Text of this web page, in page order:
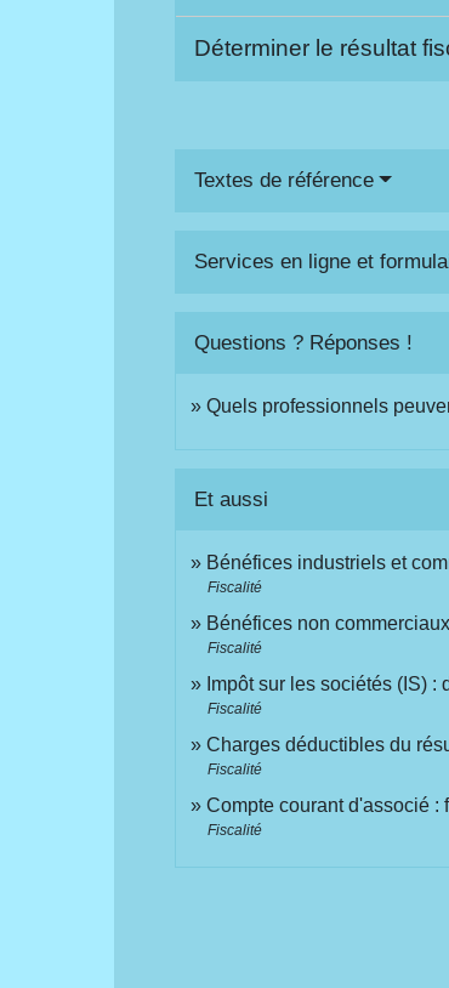
Déterminer le résultat
Textes de référence
Services en ligne et
Questions ? Réponses !
Quels professionnels
Et aussi
Bénéfices industriels et
Fiscalité
Bénéfices non
Fiscalité
Impôt sur les sociétés (IS)
Fiscalité
Charges déductibles du
Fiscalité
Compte courant d'associé :
Fiscalité